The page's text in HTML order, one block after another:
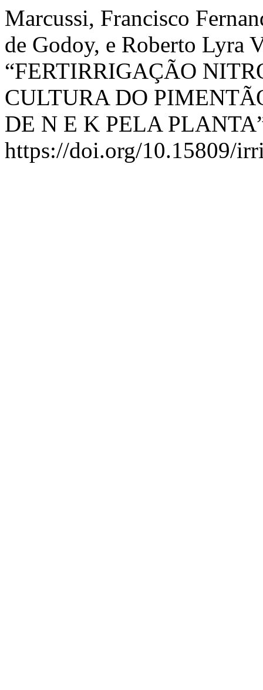
Marcussi, Francisco
de Godoy, e Roberto Lyra
“FERTIRRIGAÇÃO
CULTURA DO
DE N E K PELA
https://doi.org/10.15809/